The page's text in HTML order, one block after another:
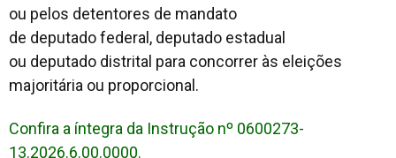
ou pelos detentores de mandato
de deputado federal, deputado estadual
ou deputado distrital para concorrer às eleições
majoritária ou proporcional.
Confira a íntegra da Instrução nº 0600273-
13.2026.6.00.0000.